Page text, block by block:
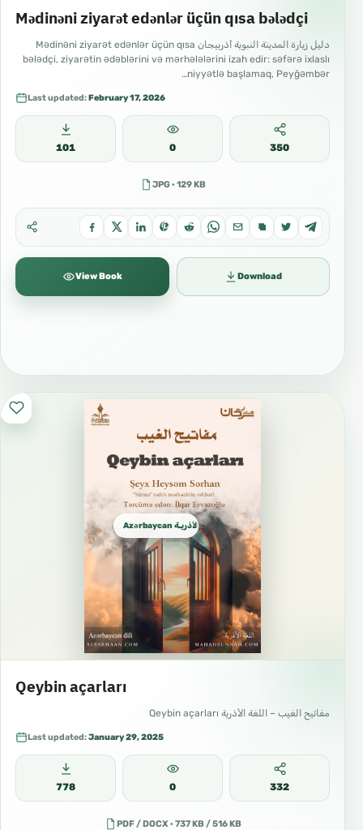
Mədinəni ziyarət edənlər üçün qısa bələdçi
دليل زيارة المدينة النبوية أذربيجان Mədinəni ziyarət edənlər üçün qısa
bələdçi, ziyarətin ədəblərini və mərhələlərini izah edir: səfərə ixlaslı
niyyətlə başlamaq, Peyğəmbər…
Last updated:February 17, 2026
101 0 350
JPG · 129 KB
View Book Download
Azərbaycan الأذريـة Azeri
Qeybin açarları
مفاتيح الغيب – اللغة الأذرية Qeybin açarları
Last updated:January 29, 2025
778 0 332
PDF / DOCX · 737 KB / 516 KB